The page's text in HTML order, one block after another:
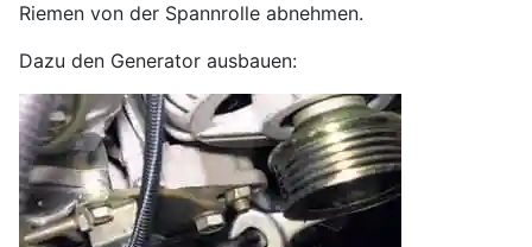
Riemen von der Spannrolle abnehmen.
Dazu den Generator ausbauen: